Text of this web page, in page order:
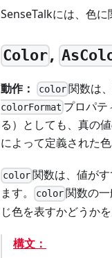
SenseTalkには、色に
Color,
動作： color 関数は
colorFormat プロパテ
る）としても、真の
によって定義された
color 関数は、値が
ます。
color 関数の
じ色を表すかどうかを
構文：